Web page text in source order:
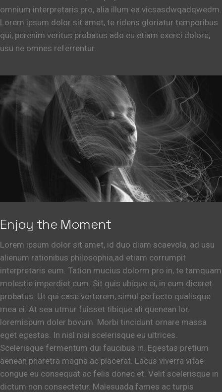
omnium interpretaris pro, alia illum ea vicsasdwqadqwedm.
Lorem ipsum dolor sit amet, te ridens gloriatur temporibus
qui, perenim veritus probatus ado eu etiam exerci dolore,
usu ne omnes referrentur.
Enjoy the Moment
Lorem ipsum dolor sit amet, id duo diam scaevola, ad usu
alienum rationibus philosophia,ad etiam corrumpit
interpretaris eum. Tation mucius dolorm pro in, te tamquam
molestie imperdiet cum. Sit quis ubique ei, in eum diceret
probatus. Ut qui case verterem, simul perfecto qualisque
mea ei. At sea utmur fuisset tibique ali quenean lor.
loremispum doler bovum. Morbi tincidunt ornare massa
eget egestas. In nisl nisi scelerisque eu ultrices.
Scelerisque fermentum dui faucibus in. Egestas pretium
aenean pharetra magna ac placerat. Lacus viverra vitae
congue eu consequat ac felis donec et. Velit scelerisque in
dictum non consectetur. Malesuada fames ac turpis